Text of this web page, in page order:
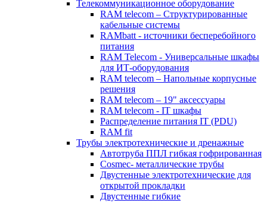
Телекоммуникационное оборудование
RAM telecom – Структурированные
кабельные системы
RAMbatt - источники бесперебойного
питания
RAM Telecom - Универсальные шкафы
для ИТ-оборудования
RAM telecom – Напольные корпусные
решения
RAM telecom – 19" аксессуары
RAM telecom - IT шкафы
Распределение питания IT (PDU)
RAM fit
Трубы электротехнические и дренажные
Автотруба ППЛ гибкая гофрированная
Cosmec- металлические трубы
Двустенные электротехнические для
открытой прокладки
Двустенные гибкие